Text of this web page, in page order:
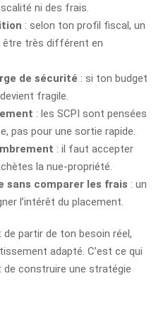
ni des frais.
: selon ton profil fiscal, un
être très différent en
de sécurité : si ton budget
fragile.
: les SCPI sont pensées
pas pour une sortie rapide.
: il faut accepter
la nue-propriété.
sans comparer les frais : un
l’intérêt du placement.
partir de ton besoin réel,
adapté. C’est ce qui
de construire une stratégie